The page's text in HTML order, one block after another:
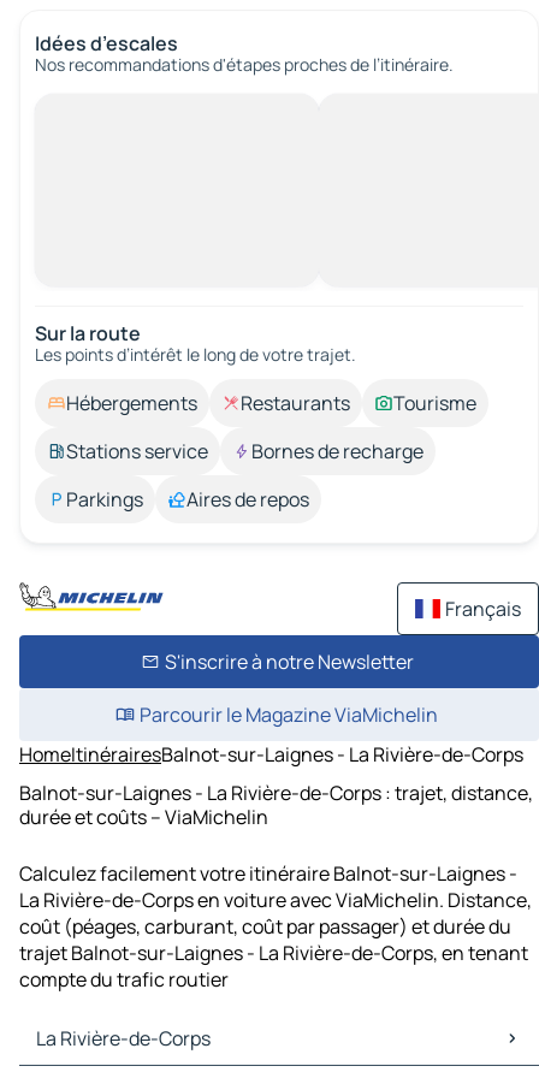
Idées d’escales
Nos recommandations d'étapes proches de l’itinéraire.
Sur la route
Les points d’intérêt le long de votre trajet.
Hébergements Restaurants
Tourisme
Stations service
Bornes de recharge
Parkings
Aires de repos
Français
S'inscrire à notre Newsletter
Parcourir le Magazine ViaMichelin
HomeItinérairesBalnot-sur-Laignes - La Rivière-de-Corps
Balnot-sur-Laignes - La Rivière-de-Corps : trajet, distance,
durée et coûts – ViaMichelin
Calculez facilement votre itinéraire Balnot-sur-Laignes -
La Rivière-de-Corps en voiture avec ViaMichelin. Distance,
coût (péages, carburant, coût par passager) et durée du
trajet Balnot-sur-Laignes - La Rivière-de-Corps, en tenant
compte du trafic routier
La Rivière-de-Corps